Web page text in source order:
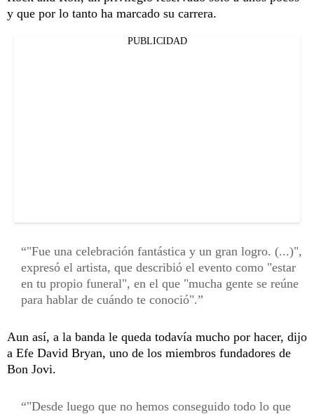
y que por lo tanto ha marcado su carrera.
PUBLICIDAD
"Fue una celebración fantástica y un gran logro. (...)",
expresó el artista, que describió el evento como "estar
en tu propio funeral", en el que "mucha gente se reúne
para hablar de cuándo te conoció".
Aun así, a la banda le queda todavía mucho por hacer, dijo
a Efe David Bryan, uno de los miembros fundadores de
Bon Jovi.
"Desde luego que no hemos conseguido todo lo que